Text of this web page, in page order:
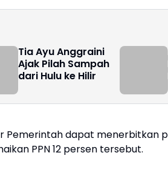
Tia Ayu Anggraini
Ajak Pilah Sampah
dari Hulu ke Hilir
Pemerintah dapat menerbitkan
PPN 12 persen tersebut.